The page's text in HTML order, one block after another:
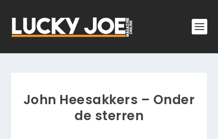
John Heesakkers – Onder
de sterren